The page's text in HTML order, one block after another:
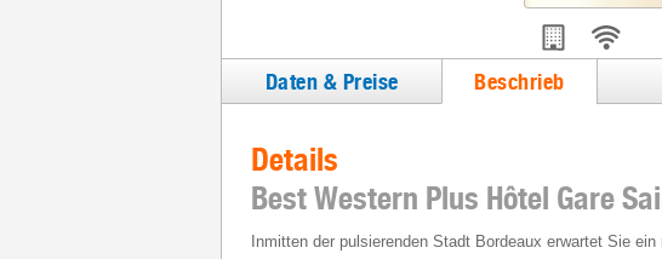
Daten & Preise Beschrieb
Details
Best Western Plus Hôtel Gare
Inmitten der pulsierenden Stadt Bordeaux erwartet Sie